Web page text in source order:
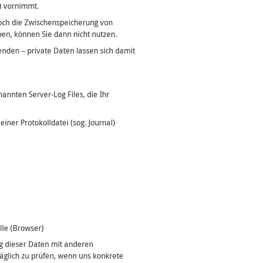
vornimmt.
die Zwischenspeicherung von
können Sie dann nicht nutzen.
– private Daten lassen sich damit
Server-Log Files, die Ihr
Protokolldatei (sog. Journal)
(Browser)
dieser Daten mit anderen
zu prüfen, wenn uns konkrete